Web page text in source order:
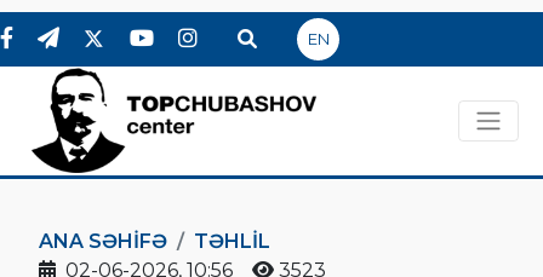
EN
ANA SƏHIFƏ
TƏHLİL
02-06-2026, 10:56
3523